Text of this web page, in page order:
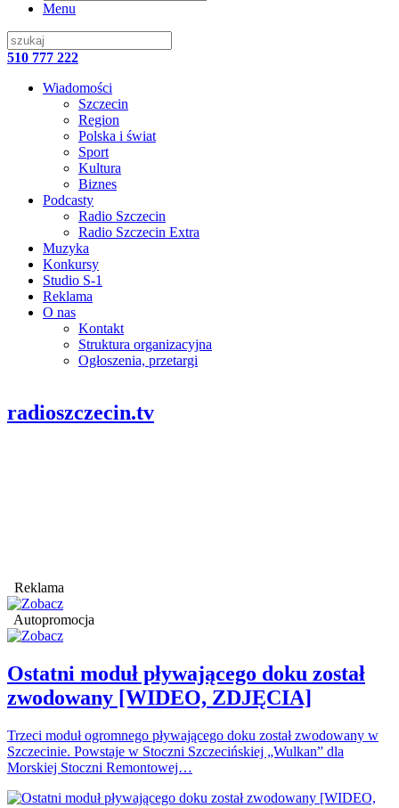
Menu
510 777 222
Wiadomości
Szczecin
Region
Polska i świat
Sport
Kultura
Biznes
Podcasty
Radio Szczecin
Radio Szczecin Extra
Muzyka
Konkursy
Studio S-1
Reklama
O nas
Kontakt
Struktura organizacyjna
Ogłoszenia, przetargi
radioszczecin.tv
Reklama
Autopromocja
Ostatni moduł pływającego doku został
zwodowany [WIDEO, ZDJĘCIA]
Trzeci moduł ogromnego pływającego doku został zwodowany w
Szczecinie. Powstaje w Stoczni Szczecińskiej „Wulkan” dla
Morskiej Stoczni Remontowej…